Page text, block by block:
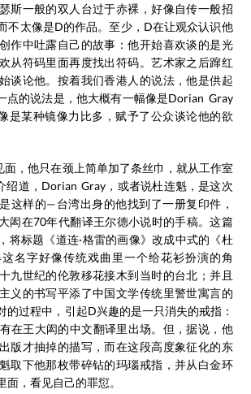
斯一般的双人台过于赤裸，好像自传一般招
不太像是D的作品。至少，D在让观众认识他
作中吐露自己的故事：他开始喜欢谈的是光
从符码里面再度找出符码。艺术家之后蹿红
谈论他。按着我们香港人的说法，他是供起
点的说法是，他大概有一幅像是Dorian Gray
是某种镜像力比多，赋予了公众谈论他的欲
面，他只在颈上简单加了条丝巾，就从工作室
绍道，Dorian Gray，或者说杜连魁，是这次
这样的—台湾出身的他找到了一册复印件，
闳在70年代翻译王尔德小说时的手稿。这篇
将标题《道连·格雷的画像》改成中式的《杜
名字好像传统戏曲里一个给花衫扮演的角
九世纪的伦敦移花接木到当时的台北；并且
义的书写平添了中国文学传统里警世寓言的
的过程中，引起D兴趣的是一只消失的戒指：
在王大闳的中文翻译里出场。但，据说，他
版才抽掉的描写，而在这段高度象征化的东
取下他那枚带碎钻的玛瑙戒指，并从白金环
，看见自己的罪愆。